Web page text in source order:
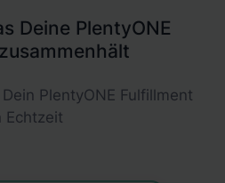
Deine PlentyONE
PlentyONE Fulfillment
Echtzeit